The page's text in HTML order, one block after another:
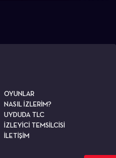
OYUNLAR
NASIL İZLERİM?
UYDUDA TLC
İZLEYİCİ TEMSİLCİSİ
İLETİŞİM